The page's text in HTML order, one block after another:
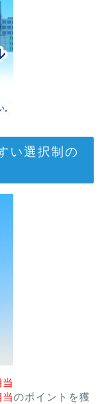
い選択制の
のポイントを獲